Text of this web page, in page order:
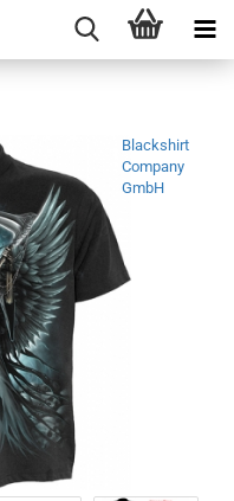
Blackshirt
Company
GmbH